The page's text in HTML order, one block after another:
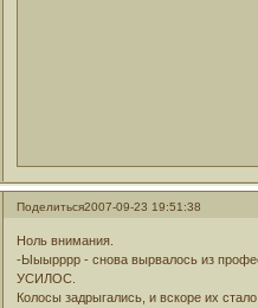
Поделиться2007-09-23 19:51:38
Ноль внимания.
-Ыыырррр - снова вырвалось из
УСИЛОС.
Колосы задрыгались, и вскоре их